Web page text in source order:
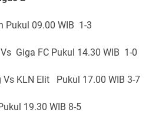
09.00 WIB 1-3
Giga FC Pukul 14.30 WIB 1-0
KLN Elit Pukul 17.00 WIB 3-7
19.30 WIB 8-5